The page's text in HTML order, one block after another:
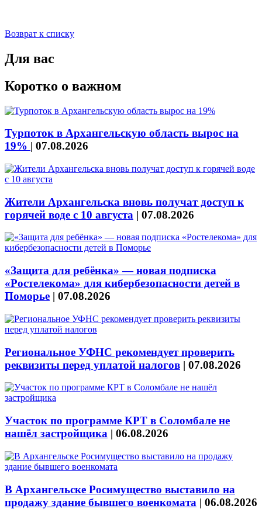
Возврат к списку
Для вас
Коротко о важном
Турпоток в Архангельскую область вырос на
19% | 07.08.2026
Жители Архангельска вновь получат доступ к
горячей воде с 10 августа | 07.08.2026
«Защита для ребёнка» — новая подписка
«Ростелекома» для кибербезопасности детей в
Поморье | 07.08.2026
Региональное УФНС рекомендует проверить
реквизиты перед уплатой налогов | 07.08.2026
Участок по программе КРТ в Соломбале не
нашёл застройщика | 06.08.2026
В Архангельске Росимущество выставило на
продажу здание бывшего военкомата | 06.08.2026